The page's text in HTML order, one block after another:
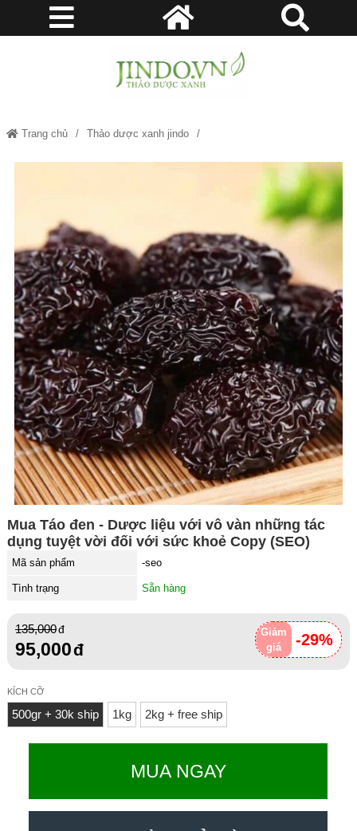
Trang chủ Thảo dược xanh jindo
Thảo dược xanh thiên nhiên Bệnh dạ dày Bệnh gan
Mua Táo đen - Dược liệu với vô vàn những tác dụng tuyệt vời đối với
sức khoẻ Copy (SEO)
Mua Táo đen - Dược liệu với vô vàn những tác
dụng tuyệt vời đối với sức khoẻ Copy (SEO)
Mã sản phẩm -seo
Tình trạng Sẵn hàng
Giảm
giá
-29%
135,000
95,000
KÍCH CỠ
500gr + 30k ship 1kg 2kg + free ship
MUA NGAY